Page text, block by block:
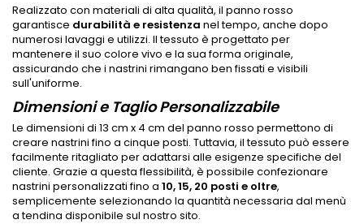
Realizzato con materiali di alta qualità, il panno rosso
garantisce durabilità e resistenza nel tempo, anche dopo
numerosi lavaggi e utilizzi. Il tessuto è progettato per
mantenere il suo colore vivo e la sua forma originale,
assicurando che i nastrini rimangano ben fissati e visibili
sull'uniforme.
Dimensioni e Taglio Personalizzabile
Le dimensioni di 13 cm x 4 cm del panno rosso permettono di
creare nastrini fino a cinque posti. Tuttavia, il tessuto può essere
facilmente ritagliato per adattarsi alle esigenze specifiche del
cliente. Grazie a questa flessibilità, è possibile confezionare
nastrini personalizzati fino a 10, 15, 20 posti e oltre,
semplicemente selezionando la quantità necessaria dal menù
a tendina disponibile sul nostro sito.